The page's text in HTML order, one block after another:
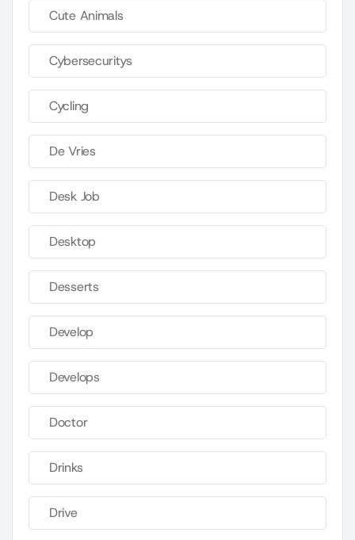
Cute Animals
Cybersecuritys
Cycling
De Vries
Desk Job
Desktop
Desserts
Develop
Develops
Doctor
Drinks
Drive